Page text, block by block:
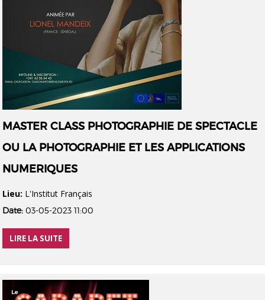
MASTER CLASS PHOTOGRAPHIE DE SPECTACLE
OU LA PHOTOGRAPHIE ET LES APPLICATIONS
NUMERIQUES
Lieu: L'Institut Français
Date: 03-05-2023 11:00
LIRE LA SUITE